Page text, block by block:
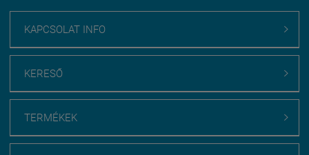
KAPCSOLAT INFO 
KERESŐ 
TERMÉKEK 